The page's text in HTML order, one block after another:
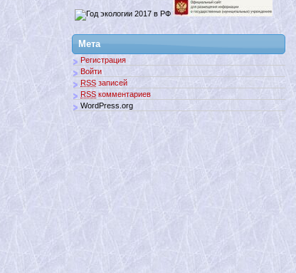
Мета
Регистрация
Войти
RSS записей
RSS комментариев
WordPress.org